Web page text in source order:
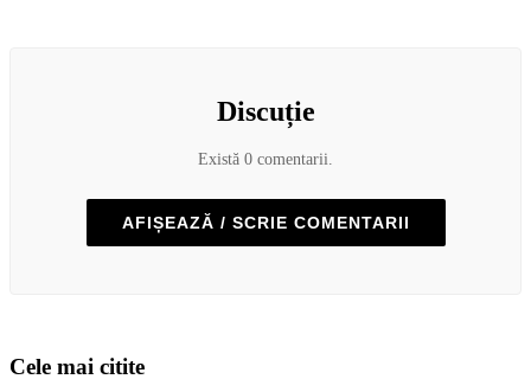
Discuție
Există 0 comentarii.
AFIȘEAZĂ / SCRIE COMENTARII
Cele mai citite